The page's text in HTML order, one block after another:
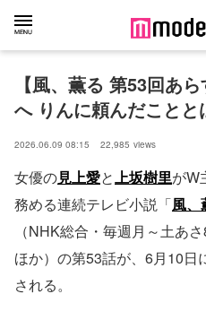
【風、薫る 第53回あ
へ りんに頼んだことと
2026.06.09 08:15 22,985 views
女優の見上愛と上坂樹里がW
務める連続テレビ小説「風、
（NHK総合・毎週月～土あ
ほか）の第53話が、6月10日
される。